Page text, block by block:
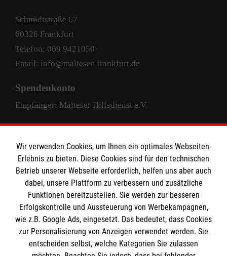
Schmidtstraße 67
60326 Frankfurt
Telefon: 069 9421050
Email: info@malteser-frankfurt.de
Spendenkonto
Empfänger: Malteser Hilfsdienst e.V.
IBAN: DE63 3706 0193 4004 4000 33
BIC: GENODED1PAX
facebook instagram LinkedIn
Wir verwenden Cookies, um Ihnen ein optimales Webseiten-
Erlebnis zu bieten. Diese Cookies sind für den technischen
Betrieb unserer Webseite erforderlich, helfen uns aber auch
dabei, unsere Plattform zu verbessern und zusätzliche
Funktionen bereitzustellen. Sie werden zur besseren
Erfolgskontrolle und Aussteuerung von Werbekampagnen,
wie z.B. Google Ads, eingesetzt. Das bedeutet, dass Cookies
zur Personalisierung von Anzeigen verwendet werden. Sie
entscheiden selbst, welche Kategorien Sie zulassen